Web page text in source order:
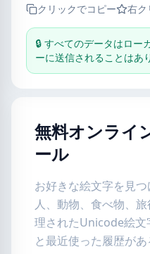
クリックでコピー 右ク
🔒 すべてのデータはロー
ーに送信されることはあ
無料オンライ
ール
お好きな絵文字を見つ
人、動物、食べ物、
理されたUnicode絵文
と最近使った履歴が